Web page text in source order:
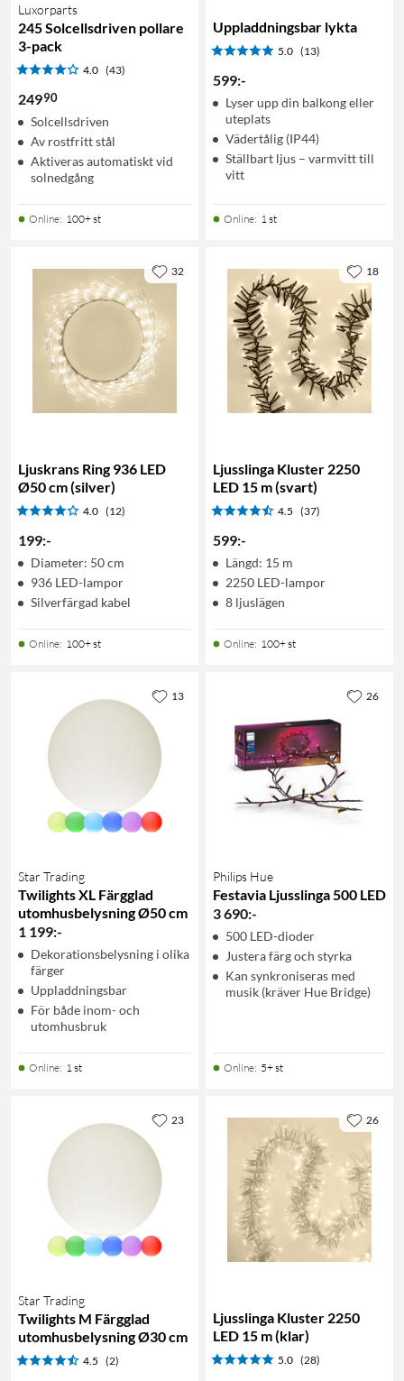
Luxorparts
245 Solcellsdriven pollare
3-pack
4.0 (43)
24990
Solcellsdriven
Av rostfritt stål
Aktiveras automatiskt vid
solnedgång
Online: 100+ st
Uppladdningsbar lykta
5.0 (13)
599:-
Lyser upp din balkong eller
uteplats
Vädertålig (IP44)
Ställbart ljus – varmvitt till
vitt
Online: 1 st
Ljuskrans Ring 936 LED
Ø50 cm (silver)
4.0 (12)
199:-
Diameter: 50 cm
936 LED-lampor
Silverfärgad kabel
Online: 100+ st
32
Ljusslinga Kluster 2250
LED 15 m (svart)
4.5 (37)
599:-
Längd: 15 m
2250 LED-lampor
8 ljuslägen
Online: 100+ st
18
Star Trading
Twilights XL Färgglad
utomhusbelysning Ø50 cm
1 199:-
Dekorationsbelysning i olika
färger
Uppladdningsbar
För både inom- och
utomhusbruk
Online: 1 st
13
Philips Hue
Festavia Ljusslinga 500 LED
3 690:-
500 LED-dioder
Justera färg och styrka
Kan synkroniseras med
musik (kräver Hue Bridge)
Online: 5+ st
26
Star Trading
Twilights M Färgglad
utomhusbelysning Ø30 cm
4.5 (2)
23
Ljusslinga Kluster 2250
LED 15 m (klar)
5.0 (28)
26